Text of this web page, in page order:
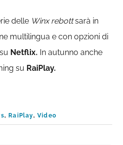
delle Winx rebottsarà in
multilingua e con opzioni di
Netflix. In autunno anche
su RaiPlay.
,RaiPlay,Video